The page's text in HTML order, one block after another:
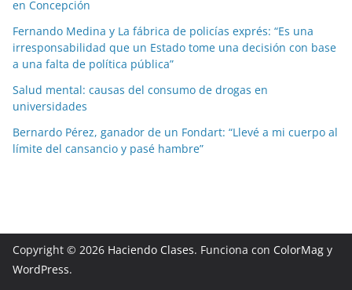
en Concepción
Fernando Medina y La fábrica de policías exprés: “Es una
irresponsabilidad que un Estado tome una decisión con base
a una falta de política pública”
Salud mental: causas del consumo de drogas en
universidades
Bernardo Pérez, ganador de un Fondart: “Llevé a mi cuerpo al
límite del cansancio y pasé hambre”
Copyright © 2026 Haciendo Clases. Funciona con ColorMag y
WordPress.